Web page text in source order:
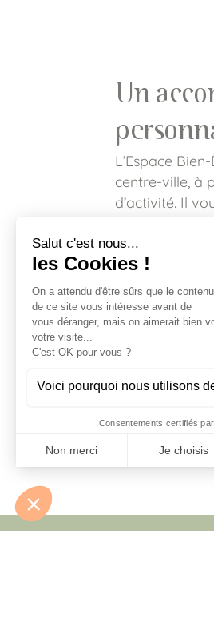
Un
L’Espace
centre-ville, à
d’activité. Il
dans votre
apaiser votre
manière de
Découvrez